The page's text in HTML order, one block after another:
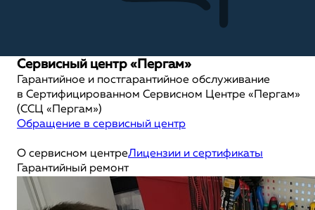
Сервисный центр «Пергам»
Гарантийное и постгарантийное обслуживание
в Сертифицированном Сервисном Центре «Пергам»
(ССЦ «Пергам»)
Обращение в сервисный центр
О сервисном центреЛицензии и сертификаты
Гарантийный ремонт